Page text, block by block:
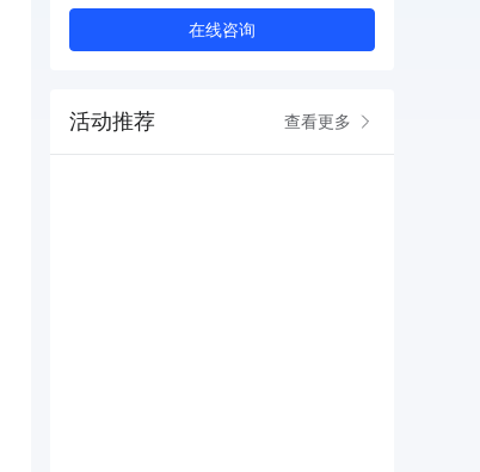
在线咨询
活动推荐 查看更多